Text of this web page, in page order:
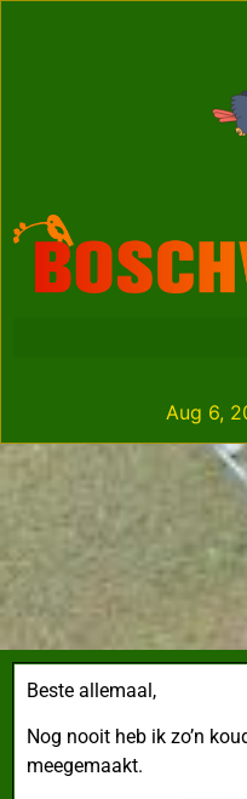
Aug 6,
Beste allemaal,
Nog nooit heb ik zo’n
meegemaakt.